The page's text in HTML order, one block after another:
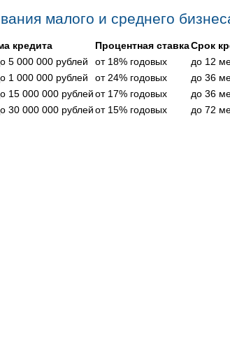
малого и среднего
кредита Процентная ставкаСрок
5 000 000 рублей от 18% годовых
до 12
1 000 000 рублей от 24% годовых
до 36
15 000 000 рублейот 17% годовых
до 36
30 000 000 рублейот 15% годовых до 72